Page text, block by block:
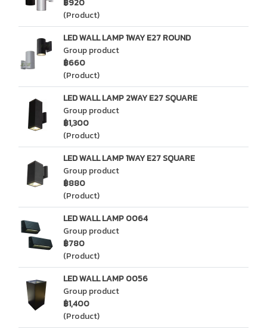
฿920
(Product)
LED WALL LAMP 1WAY E27 ROUND
Group product
฿660
(Product)
LED WALL LAMP 2WAY E27 SQUARE
Group product
฿1,300
(Product)
LED WALL LAMP 1WAY E27 SQUARE
Group product
฿880
(Product)
LED WALL LAMP 0064
Group product
฿780
(Product)
LED WALL LAMP 0056
Group product
฿1,400
(Product)